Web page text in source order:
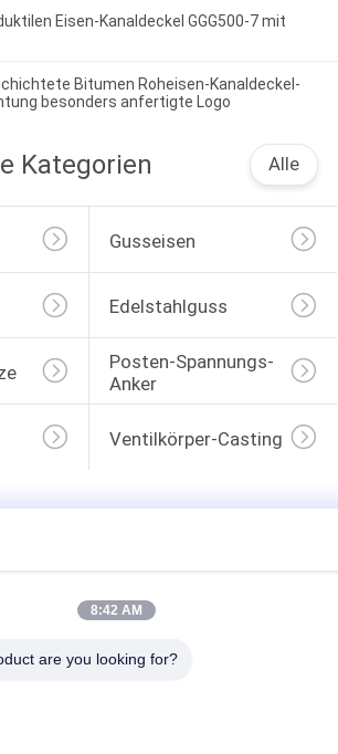
Eisen-Kanaldeckel GGG500-7 mit
Bitumen Roheisen-Kanaldeckel-
besonders anfertigte Logo
Kategorien Alle
Gusseisen
Edelstahlguss
Posten-Spannungs-
Anker
Ventilkörper-Casting
8:42 AM
are you looking for?